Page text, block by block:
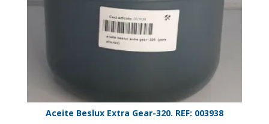
Aceite Beslux Extra Gear-320. REF: 003938